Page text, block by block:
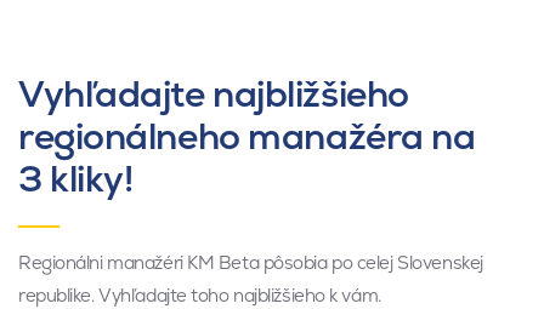
Vyhľadajte najbližšieho
regionálneho manažéra na
3 kliky!
Regionálni manažéri KM Beta pôsobia po celej Slovenskej
republike. Vyhľadajte toho najbližšieho k vám.